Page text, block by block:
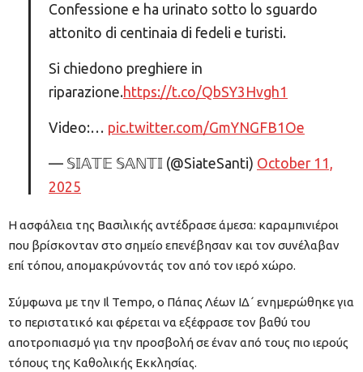
Confessione e ha urinato sotto lo sguardo
attonito di centinaia di fedeli e turisti.
Si chiedono preghiere in
riparazione.https://t.co/QbSY3Hvgh1
Video:… pic.twitter.com/GmYNGFB1Oe
— 𝕊𝕀𝔸𝕋𝔼 𝕊𝔸ℕ𝕋𝕀 (@SiateSanti) October 11,
2025
Η ασφάλεια της Βασιλικής αντέδρασε άμεσα: καραμπινιέροι
που βρίσκονταν στο σημείο επενέβησαν και τον συνέλαβαν
επί τόπου, απομακρύνοντάς τον από τον ιερό χώρο.
Σύμφωνα με την Il Tempo, ο Πάπας Λέων ΙΔ΄ ενημερώθηκε για
το περιστατικό και φέρεται να εξέφρασε τον βαθύ του
αποτροπιασμό για την προσβολή σε έναν από τους πιο ιερούς
τόπους της Καθολικής Εκκλησίας.